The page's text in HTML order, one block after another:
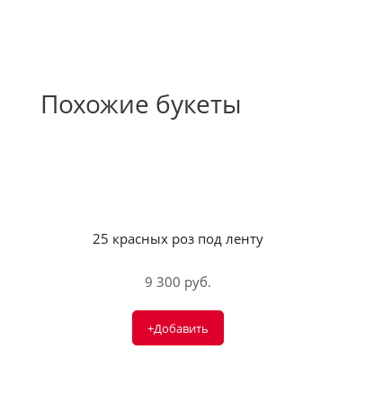
Похожие букеты
25 красных роз под ленту
9 300 руб.
+Добавить